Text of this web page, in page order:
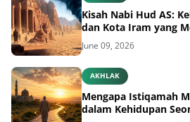
Kisah Nabi Hud AS:
dan Kota Iram yang
June 09, 2026
AKHLAK
Mengapa Istiqamah
dalam Kehidupan